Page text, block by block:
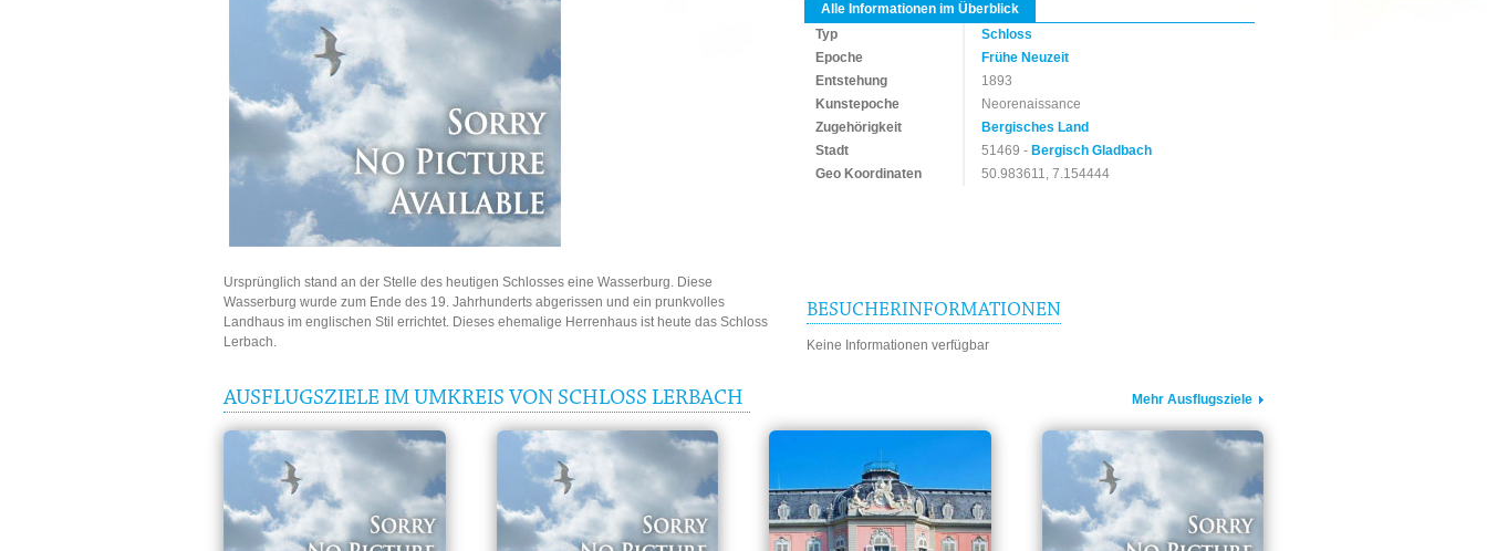
Alle Informationen im Überblick
Typ
Schloss
Epoche
Frühe Neuzeit
Entstehung
1893
Kunstepoche
Neorenaissance
Zugehörigkeit
Bergisches Land
Stadt
51469 - Bergisch Gladbach
Geo Koordinaten
50.983611, 7.154444
Ursprünglich stand an der Stelle des heutigen Schlosses eine Wasserburg. Diese
Wasserburg wurde zum Ende des 19. Jahrhunderts abgerissen und ein prunkvolles
Landhaus im englischen Stil errichtet. Dieses ehemalige Herrenhaus ist heute das Schloss
Lerbach.
BESUCHERINFORMATIONEN
Keine Informationen verfügbar
AUSFLUGSZIELE IM UMKREIS VON SCHLOSS LERBACH Mehr Ausflugsziele